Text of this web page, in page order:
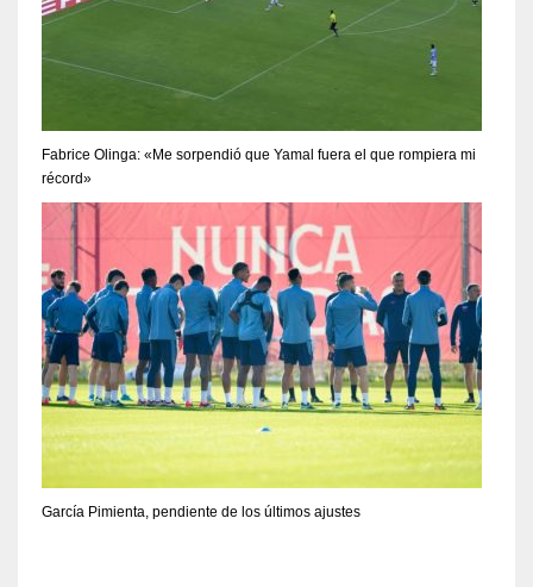
Fabrice Olinga: «Me sorpendió que Yamal fuera el que rompiera mi
récord»
García Pimienta, pendiente de los últimos ajustes